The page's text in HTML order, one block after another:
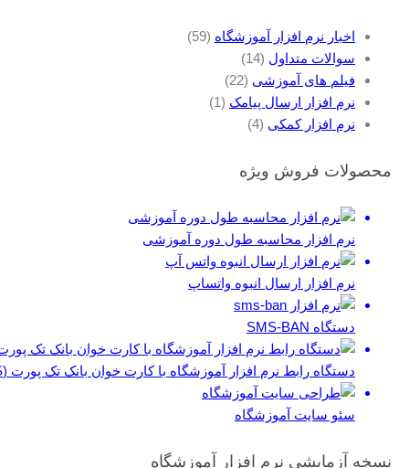
اخبار نرم افزار آموزشگاه (59)
سوالات متداول (14)
فیلم های آموزشی (22)
نرم افزار ارسال پیامک (1)
نرم افزار کمکی (4)
محصولات فروش ویژه
نرم افزار محاسبه طول دوره آموزشی
نرم افزار ارسال انبوه واتساپ
دستگاه SMS-BAN
دستگاه رابط نرم افزار آموزشگاه با کارت خوان بانک تک پورت (POS)
سئو سایت آموزشگاه
نسخه آزمایشی نرم افزار آموزشگاه